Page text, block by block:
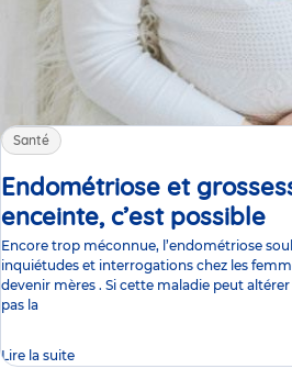
Santé
Endométriose et
enceinte, c’est possible
Encore trop méconnue, l’endométriose
inquiétudes et interrogations chez les
devenir mères . Si cette maladie peut
pas la
Lire la suite